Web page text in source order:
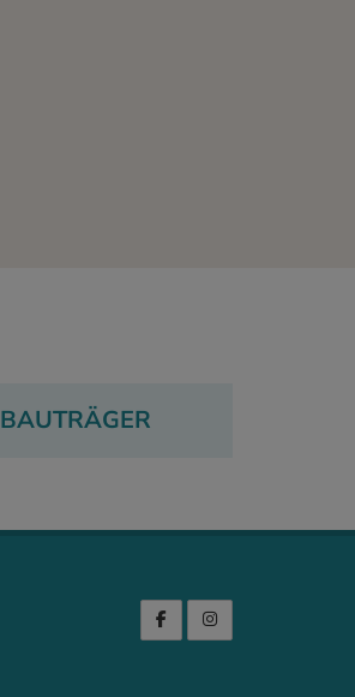
BAUTRÄGER